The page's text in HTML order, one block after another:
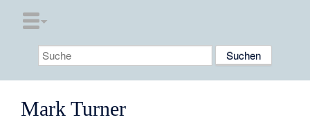
Mark Turner